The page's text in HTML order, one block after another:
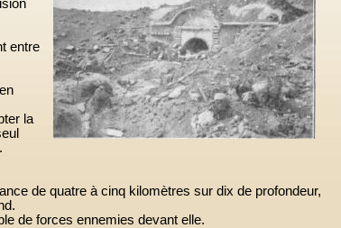
entre
la
de quatre à cinq kilomètres sur dix de profondeur,
de forces ennemies devant elle.